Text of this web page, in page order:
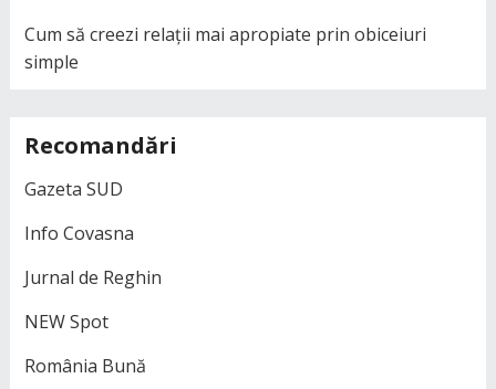
Cum să creezi relații mai apropiate prin obiceiuri
simple
Recomandări
Gazeta SUD
Info Covasna
Jurnal de Reghin
NEW Spot
România Bună